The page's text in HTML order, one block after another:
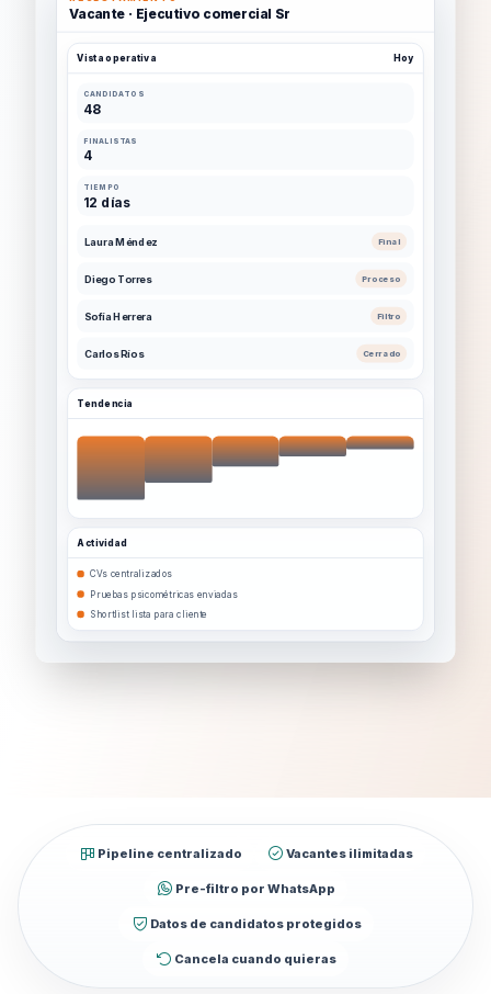
Vacante · Ejecutivo comercial Sr
Vista operativa Hoy
CANDIDATOS
48
FINALISTAS
4
TIEMPO
12 días
Laura Méndez Final
Diego Torres Proceso
Sofía Herrera Filtro
Carlos Ríos Cerrado
Tendencia
Actividad
CVs centralizados
Pruebas psicométricas enviadas
Shortlist lista para cliente
Pipeline centralizado Vacantes ilimitadas
Pre-filtro por WhatsApp
Datos de candidatos protegidos
Cancela cuando quieras